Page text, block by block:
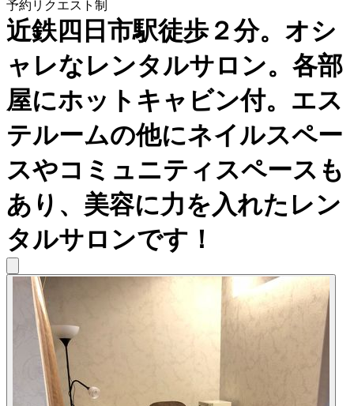
予約リクエスト制
近鉄四日市駅徒歩２分。オシ
ャレなレンタルサロン。各部
屋にホットキャビン付。エス
テルームの他にネイルスペー
スやコミュニティスペースも
あり、美容に力を入れたレン
タルサロンです！